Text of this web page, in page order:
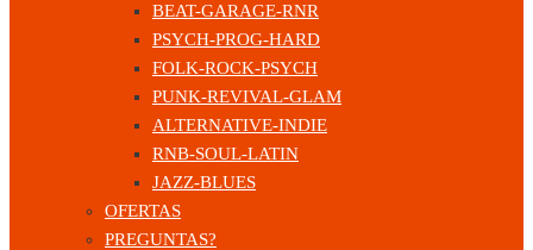
BEAT-GARAGE-RNR
PSYCH-PROG-HARD
FOLK-ROCK-PSYCH
PUNK-REVIVAL-GLAM
ALTERNATIVE-INDIE
RNB-SOUL-LATIN
JAZZ-BLUES
OFERTAS
PREGUNTAS?